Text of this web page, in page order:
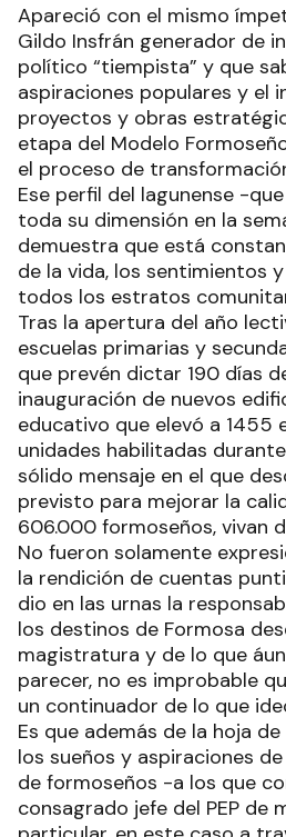
Apareció con el mismo
Gildo Insfrán generador de
político “tiempista” y que
aspiraciones populares y el
proyectos y obras
etapa del Modelo
el proceso de
Ese perfil del lagunense -
toda su dimensión en la
demuestra que está
de la vida, los sentimientos
todos los estratos
Tras la apertura del año
escuelas primarias y
que prevén dictar 190 días
inauguración de nuevos
educativo que elevó a 1455
unidades habilitadas
sólido mensaje en el que
previsto para mejorar la
606.000 formoseños, vivan
No fueron solamente
la rendición de cuentas
dio en las urnas la
los destinos de Formosa
magistratura y de lo que
parecer, no es improbable
un continuador de lo que
Es que además de la hoja
los sueños y aspiraciones
de formoseños -a los que
consagrado jefe del PEP de